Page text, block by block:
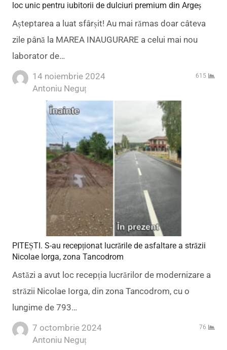
loc unic pentru iubitorii de dulciuri premium din Argeș
Așteptarea a luat sfârșit! Au mai rămas doar câteva
zile până la MAREA INAUGURARE a celui mai nou
laborator de…
14 noiembrie 2024
Author
Antoniu Neguț
615
PITEȘTI. S-au recepționat lucrările de asfaltare a străzii
Nicolae Iorga, zona Tancodrom
Astăzi a avut loc recepția lucrărilor de modernizare a
străzii Nicolae Iorga, din zona Tancodrom, cu o
lungime de 793…
7 octombrie 2024
Author
Antoniu Neguț
76